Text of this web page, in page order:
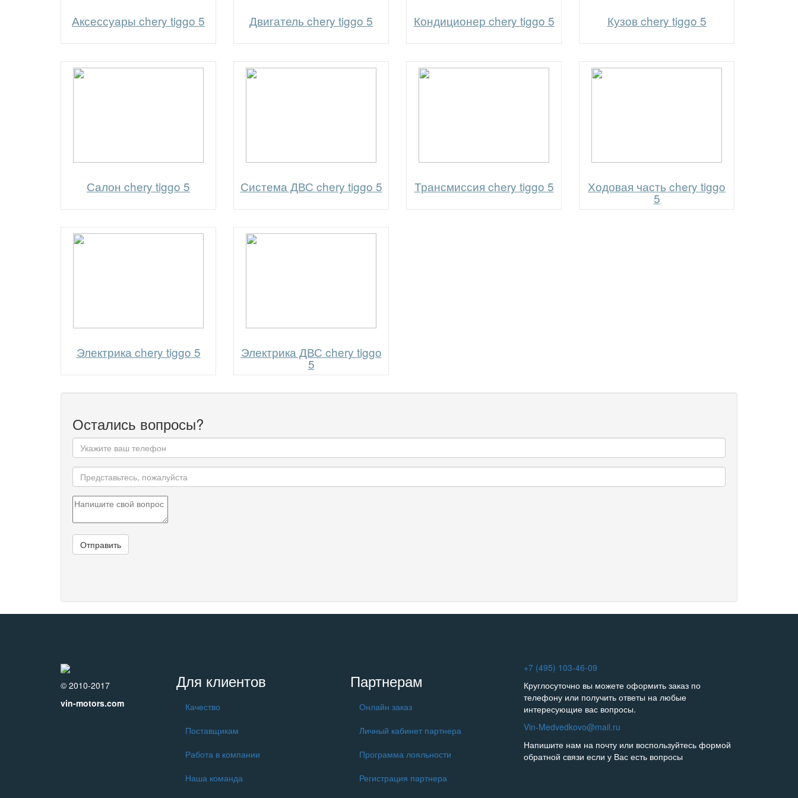
Аксессуары chery tiggo 5 Двигатель chery tiggo 5 Кондиционер chery tiggo 5 Кузов chery tiggo 5
Салон chery tiggo 5 Система ДВС chery tiggo 5 Трансмиссия chery tiggo 5 Ходовая часть chery tiggo
5
Электрика chery tiggo 5 Электрика ДВС chery tiggo
5
Остались вопросы?
© 2010-2017
vin-motors.com
Для клиентов
Качество
Поставщикам
Работа в компании
Наша команда
Партнерам
Онлайн заказ
Личный кабинет партнера
Программа лояльности
Регистрация партнера
+7 (495) 103-46-09
Круглосуточно вы можете оформить заказ по
телефону или получить ответы на любые
интересующие вас вопросы.
Vin-Medvedkovo@mail.ru
Напишите нам на почту или воспользуйтесь формой
обратной связи если у Вас есть вопросы